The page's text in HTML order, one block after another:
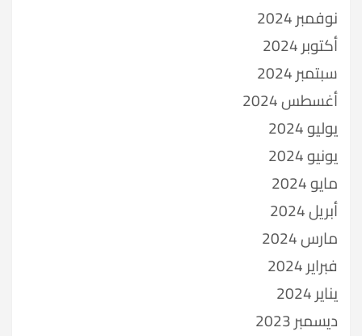
نوفمبر 2024
أكتوبر 2024
سبتمبر 2024
أغسطس 2024
يوليو 2024
يونيو 2024
مايو 2024
أبريل 2024
مارس 2024
فبراير 2024
يناير 2024
ديسمبر 2023